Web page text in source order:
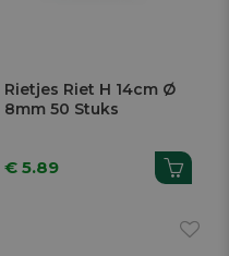
Rietjes Riet H 14cm Ø
8mm 50 Stuks
€ 5.89